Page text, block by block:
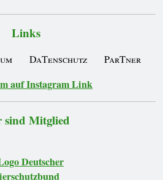
Links
DaTenschutz ParTner
sind Mitglied